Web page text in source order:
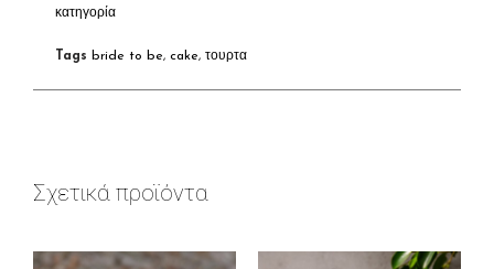
κατηγορία
Tags bride to be, cake, τουρτα
Σχετικά προϊόντα